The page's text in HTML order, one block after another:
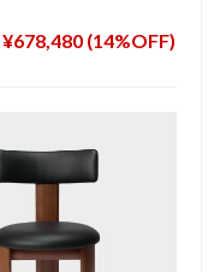
¥678,480 (14%OFF)